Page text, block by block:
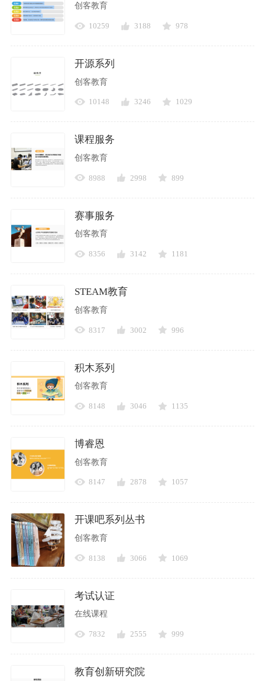
创客教育
10259 3188 978
开源系列
创客教育
10148 3246 1029
课程服务
创客教育
8988 2998 899
赛事服务
创客教育
8356 3142 1181
STEAM教育
创客教育
8317 3002 996
积木系列
创客教育
8148 3046 1135
博睿恩
创客教育
8147 2878 1057
开课吧系列丛书
创客教育
8138 3066 1069
考试认证
在线课程
7832 2555 999
教育创新研究院